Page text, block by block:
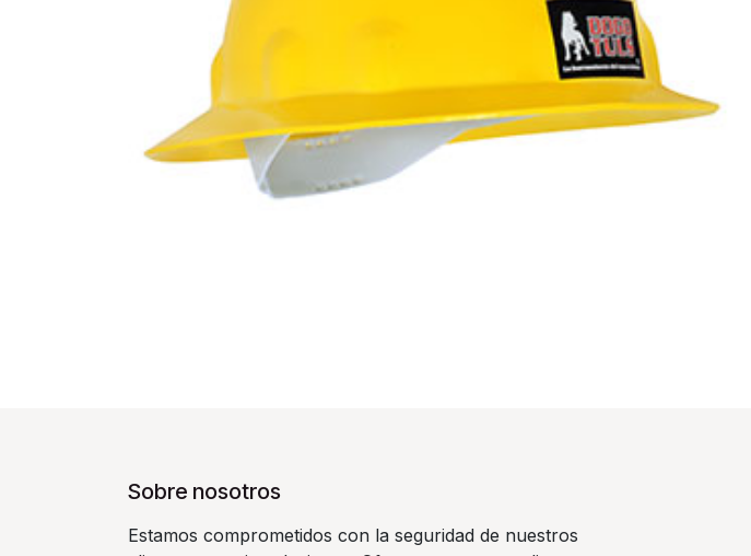
Sobre nosotros
Estamos comprometidos con la seguridad de nuestros